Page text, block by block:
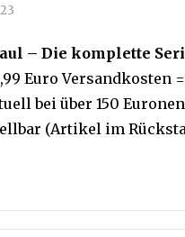
– Die komplette
Euro Versandkosten
bei über 150
(Artikel im